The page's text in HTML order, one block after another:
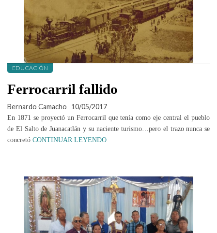
EDUCACIÓN
Ferrocarril fallido
Bernardo Camacho 10/05/2017
En 1871 se proyectó un Ferrocarril que tenía como eje central el pueblo
de El Salto de Juanacatlán y su naciente turismo…pero el trazo nunca se
concretó CONTINUAR LEYENDO